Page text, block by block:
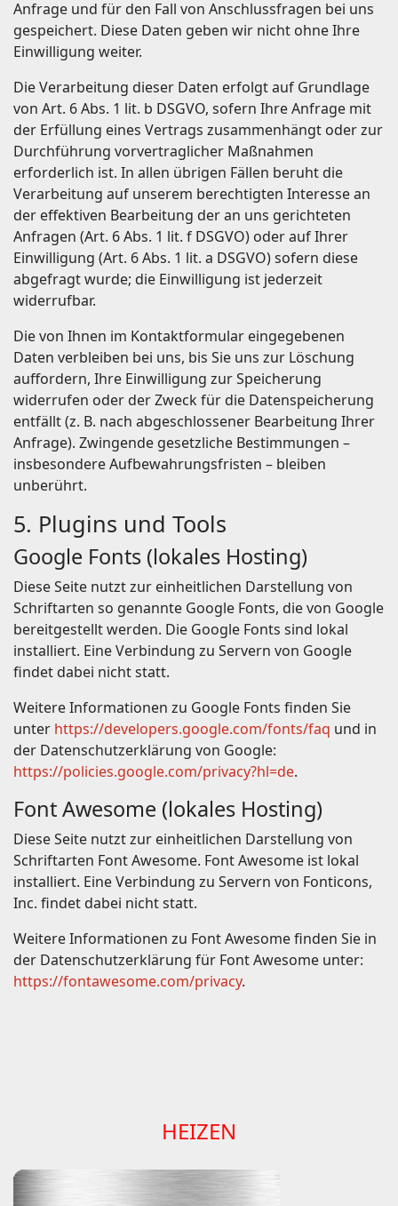
Anfrage und für den Fall von Anschlussfragen bei uns
gespeichert. Diese Daten geben wir nicht ohne Ihre
Einwilligung weiter.
Die Verarbeitung dieser Daten erfolgt auf Grundlage
von Art. 6 Abs. 1 lit. b DSGVO, sofern Ihre Anfrage mit
der Erfüllung eines Vertrags zusammenhängt oder zur
Durchführung vorvertraglicher Maßnahmen
erforderlich ist. In allen übrigen Fällen beruht die
Verarbeitung auf unserem berechtigten Interesse an
der effektiven Bearbeitung der an uns gerichteten
Anfragen (Art. 6 Abs. 1 lit. f DSGVO) oder auf Ihrer
Einwilligung (Art. 6 Abs. 1 lit. a DSGVO) sofern diese
abgefragt wurde; die Einwilligung ist jederzeit
widerrufbar.
Die von Ihnen im Kontaktformular eingegebenen
Daten verbleiben bei uns, bis Sie uns zur Löschung
auffordern, Ihre Einwilligung zur Speicherung
widerrufen oder der Zweck für die Datenspeicherung
entfällt (z. B. nach abgeschlossener Bearbeitung Ihrer
Anfrage). Zwingende gesetzliche Bestimmungen –
insbesondere Aufbewahrungsfristen – bleiben
unberührt.
5. Plugins und Tools
Google Fonts (lokales Hosting)
Diese Seite nutzt zur einheitlichen Darstellung von
Schriftarten so genannte Google Fonts, die von Google
bereitgestellt werden. Die Google Fonts sind lokal
installiert. Eine Verbindung zu Servern von Google
findet dabei nicht statt.
Weitere Informationen zu Google Fonts finden Sie
unter https://developers.google.com/fonts/faq und in
der Datenschutzerklärung von Google:
https://policies.google.com/privacy?hl=de.
Font Awesome (lokales Hosting)
Diese Seite nutzt zur einheitlichen Darstellung von
Schriftarten Font Awesome. Font Awesome ist lokal
installiert. Eine Verbindung zu Servern von Fonticons,
Inc. findet dabei nicht statt.
Weitere Informationen zu Font Awesome finden Sie in
der Datenschutzerklärung für Font Awesome unter:
https://fontawesome.com/privacy.
HEIZEN